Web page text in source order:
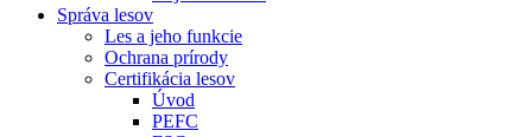
Správa lesov
Les a jeho funkcie
Ochrana prírody
Certifikácia lesov
Úvod
PEFC